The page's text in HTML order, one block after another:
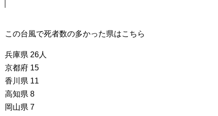
この台風で死者数の多かった県はこちら
兵庫県 26人
京都府 15
香川県 11
高知県 8
岡山県 7